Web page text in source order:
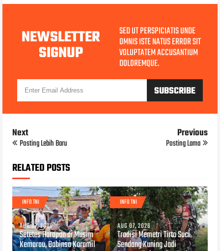
NEWSLETTER
SIGNUP
SED UT PERSPICIATIS UNDE
OMNIS ISTE NATUS ERROR SIT
VOLUPTATEM ACCUSANTIUM
DOLOREMQUE.
Next
Posting Lebih Baru
Previous
Posting Lama
RELATED POSTS
INFO TNI
AUG 07, 2026
Setetes Harapan di Musim
Kemarau, Babinsa Koramil
INFO TNI
AUG 07, 2026
Tradisi Memetri Tirto Suci
Sendang Kuning Jadi